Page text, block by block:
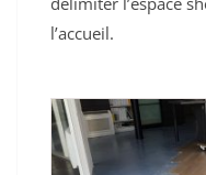
l’accueil.